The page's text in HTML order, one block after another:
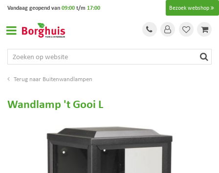
Buitenwandlampen
Bezoek webshop
Vandaag geopend van09:00t/m 17:00
Wandlamp 't Gooi L